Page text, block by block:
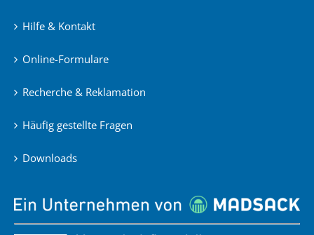
Hilfe & Kontakt
Online-Formulare
Recherche & Reklamation
Häufig gestellte Fragen
Downloads